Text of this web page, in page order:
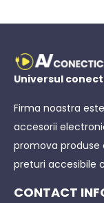
Universul
Firma noastra
accesorii
promova produse
preturi accesibile
CONTACT